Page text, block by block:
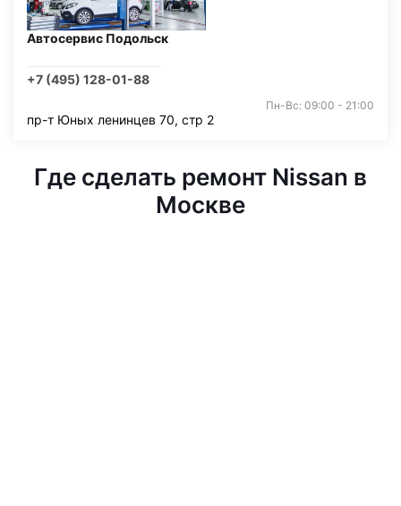
Автосервис Подольск
+7 (495) 128-01-88
Пн-Вс: 09:00 - 21:00
пр-т Юных ленинцев 70, стр 2
Где сделать ремонт Nissan в
Москве